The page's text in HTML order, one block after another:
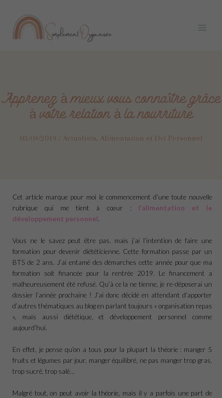
contenu
Menu
Apprenez à mieux vous connaître grâce
à votre relation à la nourriture
03/09/2019 / Actualités, Alimentation et Dvt Personnel
Cet article marque pour moi le commencement d’une toute nouvelle
rubrique qui me tient à cœur : l’alimentation et le
développement personnel
Vous ne le savez peut être pas, mais j’ai l’intention de faire une
formation pour devenir diététicienne. Cette formation passe par un
BTS de 2 ans. J’ai entamé des démarches cette année pour que ma
formation soit financée pour la rentrée 2019. Le financement a
malheureusement été refusé. Qu’à ce la ne tienne, je re-déposerai un
dossier l’année prochaine ! J’ai donc décidé en attendant d’apporter
d’autres thématiques au blog en parlant toujours « organisation repas
», mais aussi diététique, et développement personnel comme
aujourd’hui.
En effet, je pense qu’on a tous pour la plupart la théorie : manger 5
fruits et légumes par jour, manger équilibré, ne pas manger trop gras,
trop sucré, trop salé…
Malgré tout, on peut avoir la théorie, mais il y a parfois une part de
articles